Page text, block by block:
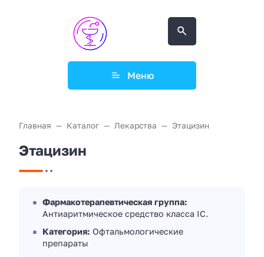
Меню
Главная Каталог Лекарства Этацизин
Этацизин
Фармакотерапевтическая группа:
Aнтиаритмическое средство класса IC.
Категория: Офтальмологические
препараты